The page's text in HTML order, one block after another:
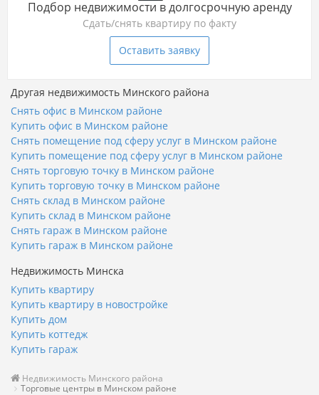
Подбор недвижимости в долгосрочную аренду
Сдать/снять квартиру по факту
Оставить заявку
Другая недвижимость Минского района
Снять офис в Минском районе
Купить офис в Минском районе
Снять помещение под сферу услуг в Минском районе
Купить помещение под сферу услуг в Минском районе
Снять торговую точку в Минском районе
Купить торговую точку в Минском районе
Снять склад в Минском районе
Купить склад в Минском районе
Снять гараж в Минском районе
Купить гараж в Минском районе
Недвижимость Минска
Купить квартиру
Купить квартиру в новостройке
Купить дом
Купить коттедж
Купить гараж
Недвижимость Минского района
Торговые центры в Минском районе